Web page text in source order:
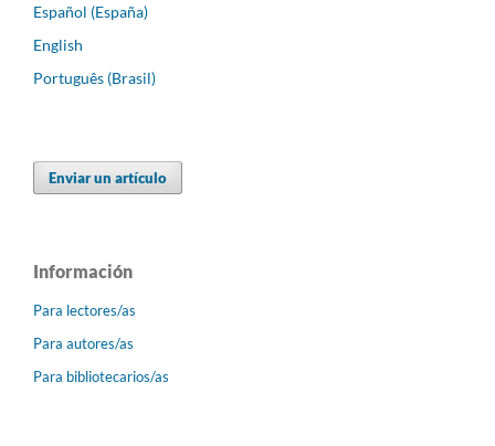
Español (España)
English
Português (Brasil)
Enviar un artículo
Información
Para lectores/as
Para autores/as
Para bibliotecarios/as